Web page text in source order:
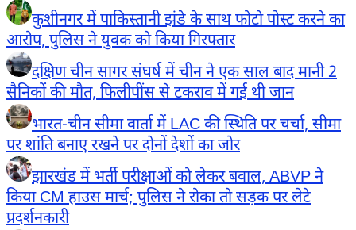
कुशीनगर में पाकिस्तानी झंडे के साथ फोटो पोस्ट करने का
आरोप, पुलिस ने युवक को किया गिरफ्तार
दक्षिण चीन सागर संघर्ष में चीन ने एक साल बाद मानी 2
सैनिकों की मौत, फिलीपींस से टकराव में गई थी जान
भारत-चीन सीमा वार्ता में LAC की स्थिति पर चर्चा, सीमा
पर शांति बनाए रखने पर दोनों देशों का जोर
झारखंड में भर्ती परीक्षाओं को लेकर बवाल, ABVP ने
किया CM हाउस मार्च; पुलिस ने रोका तो सड़क पर लेटे
प्रदर्शनकारी